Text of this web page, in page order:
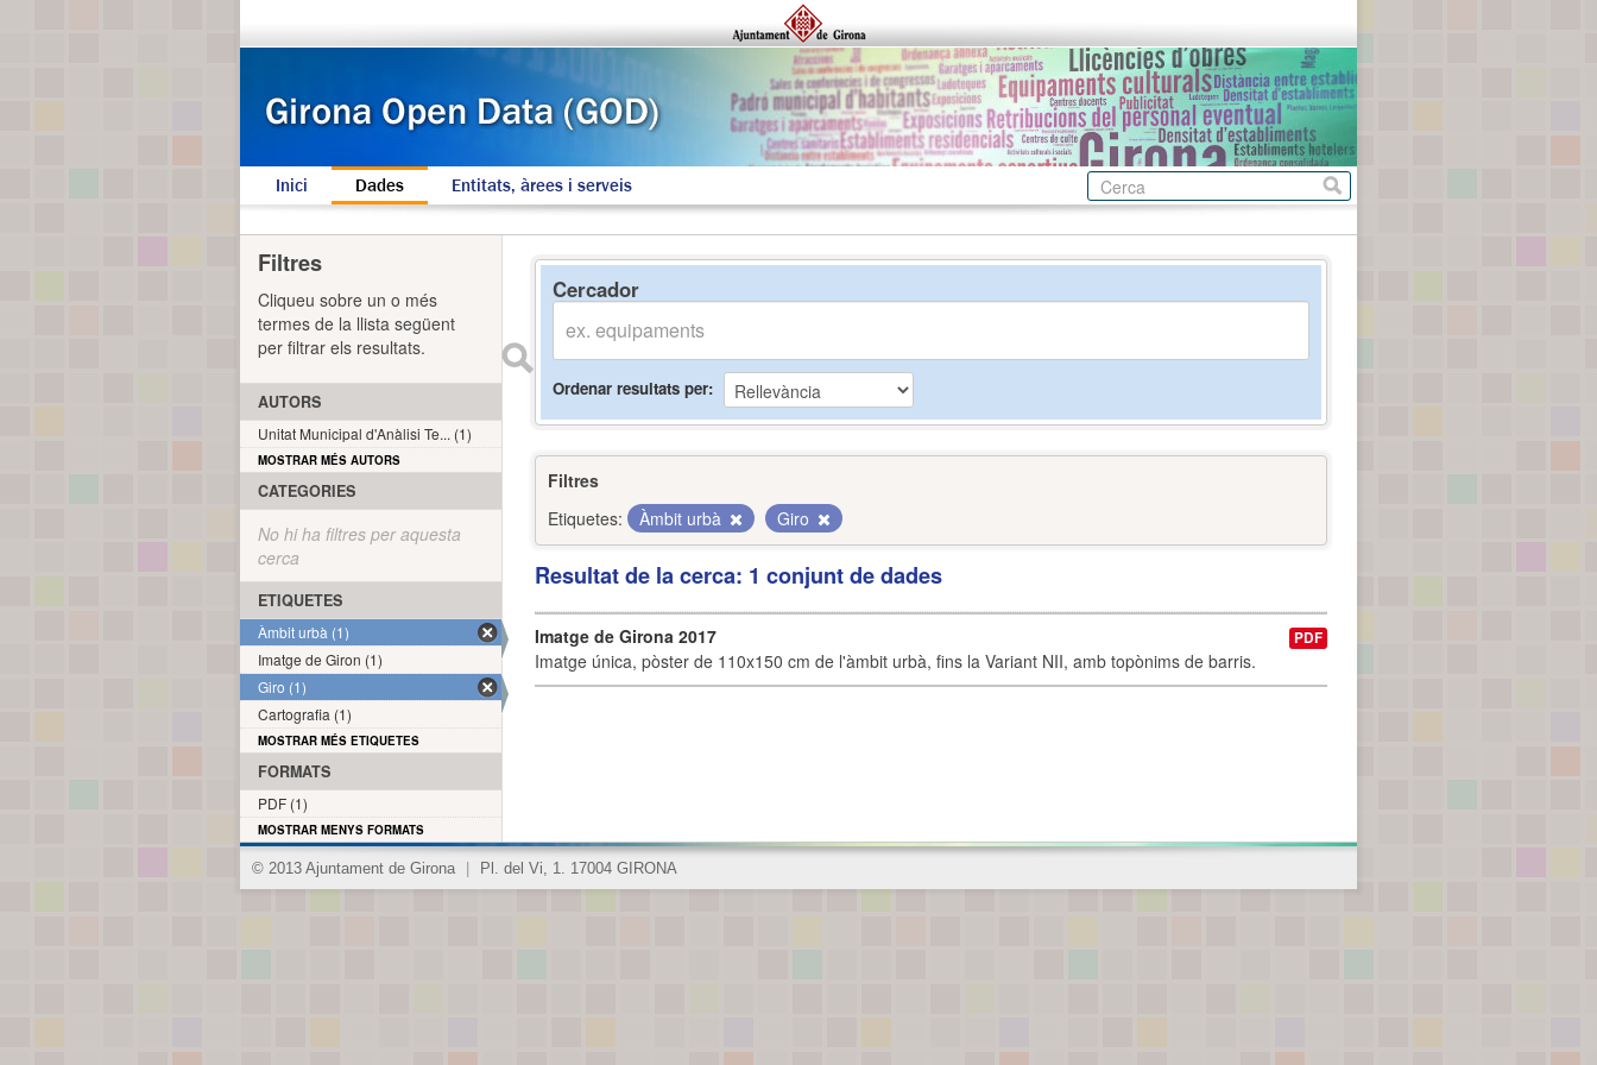
Inici Dades Entitats, àrees i serveis
Cercador
Ordenar resultats per
Filtres
Etiquetes:
Àmbit urbà Giro
Resultat de la cerca: 1 conjunt de dades
Imatge de Girona 2017
Imatge única, pòster de 110x150 cm de l'àmbit urbà, fins la Variant NII, amb topònims de barris.
PDF
Filtres
Cliqueu sobre un o més
termes de la llista següent
per filtrar els resultats.
AUTORS
Unitat Municipal d'Anàlisi Te... (1)
MOSTRAR MÉS AUTORS
CATEGORIES
No hi ha filtres per aquesta
cerca
ETIQUETES
Àmbit urbà (1)
Imatge de Giron (1)
Giro (1)
Cartografia (1)
MOSTRAR MÉS ETIQUETES
FORMATS
PDF (1)
MOSTRAR MENYS FORMATS
© 2013 Ajuntament de Girona Pl. del Vi, 1. 17004 GIRONA